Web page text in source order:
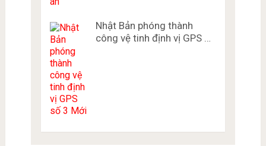
Nhật Bản phóng thành
công vệ tinh định vị GPS …